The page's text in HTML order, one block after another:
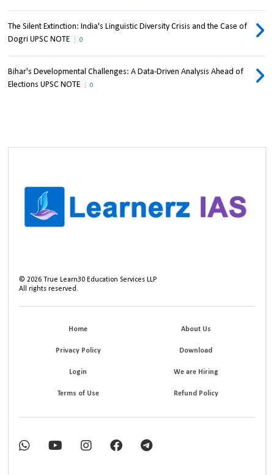
The Silent Extinction: India's Linguistic Diversity Crisis and the Case of
Dogri UPSC NOTE
0
Bihar's Developmental Challenges: A Data-Driven Analysis Ahead of
Elections UPSC NOTE
0
©2026 True Learn30 Education Services LLP
All rights reserved.
Home About Us
Privacy Policy Download
Login We are Hiring
Terms of Use Refund Policy